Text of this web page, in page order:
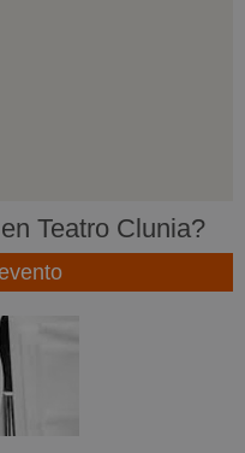
Teatro Clunia?